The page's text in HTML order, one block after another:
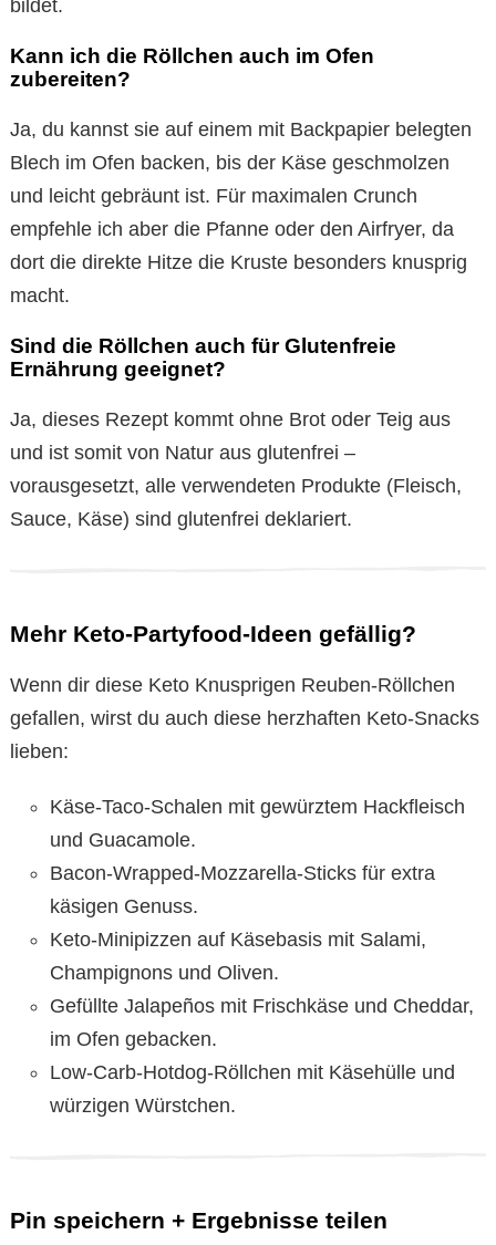
bildet.
Kann ich die Röllchen auch im Ofen
zubereiten?
Ja, du kannst sie auf einem mit Backpapier belegten
Blech im Ofen backen, bis der Käse geschmolzen
und leicht gebräunt ist. Für maximalen Crunch
empfehle ich aber die Pfanne oder den Airfryer, da
dort die direkte Hitze die Kruste besonders knusprig
macht.
Sind die Röllchen auch für Glutenfreie
Ernährung geeignet?
Ja, dieses Rezept kommt ohne Brot oder Teig aus
und ist somit von Natur aus glutenfrei –
vorausgesetzt, alle verwendeten Produkte (Fleisch,
Sauce, Käse) sind glutenfrei deklariert.
Mehr Keto-Partyfood-Ideen gefällig?
Wenn dir diese Keto Knusprigen Reuben-Röllchen
gefallen, wirst du auch diese herzhaften Keto-Snacks
lieben:
Käse-Taco-Schalen mit gewürztem Hackfleisch
und Guacamole.
Bacon-Wrapped-Mozzarella-Sticks für extra
käsigen Genuss.
Keto-Minipizzen auf Käsebasis mit Salami,
Champignons und Oliven.
Gefüllte Jalapeños mit Frischkäse und Cheddar,
im Ofen gebacken.
Low-Carb-Hotdog-Röllchen mit Käsehülle und
würzigen Würstchen.
Pin speichern + Ergebnisse teilen